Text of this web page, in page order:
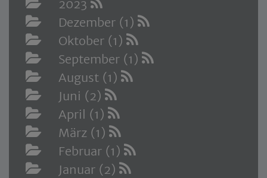
2023
Dezember (1)
Oktober (1)
September (1)
August (1)
Juni (2)
April (1)
März (1)
Februar (1)
Januar (2)